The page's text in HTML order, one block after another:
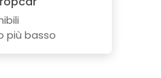
più basso